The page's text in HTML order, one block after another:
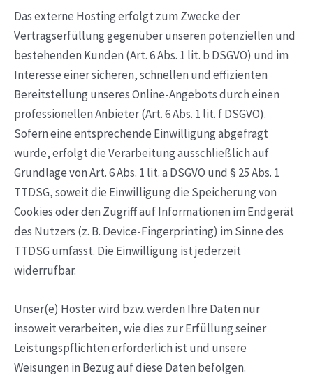
Das externe Hosting erfolgt zum Zwecke der
Vertragserfüllung gegenüber unseren potenziellen und
bestehenden Kunden (Art. 6 Abs. 1 lit. b DSGVO) und im
Interesse einer sicheren, schnellen und effizienten
Bereitstellung unseres Online-Angebots durch einen
professionellen Anbieter (Art. 6 Abs. 1 lit. f DSGVO).
Sofern eine entsprechende Einwilligung abgefragt
wurde, erfolgt die Verarbeitung ausschließlich auf
Grundlage von Art. 6 Abs. 1 lit. a DSGVO und § 25 Abs. 1
TTDSG, soweit die Einwilligung die Speicherung von
Cookies oder den Zugriff auf Informationen im Endgerät
des Nutzers (z. B. Device-Fingerprinting) im Sinne des
TTDSG umfasst. Die Einwilligung ist jederzeit
widerrufbar.
Unser(e) Hoster wird bzw. werden Ihre Daten nur
insoweit verarbeiten, wie dies zur Erfüllung seiner
Leistungspflichten erforderlich ist und unsere
Weisungen in Bezug auf diese Daten befolgen.